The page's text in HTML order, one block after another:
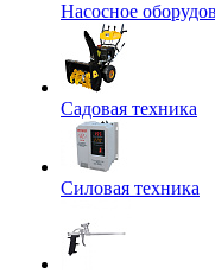
Насосное
Садовая техника
Силовая техника